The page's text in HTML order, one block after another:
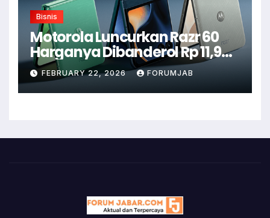
Bisnis
Motorola Luncurkan Razr 60
Harganya Dibanderol Rp 11,9
Juta
FEBRUARY 22, 2026 FORUMJAB